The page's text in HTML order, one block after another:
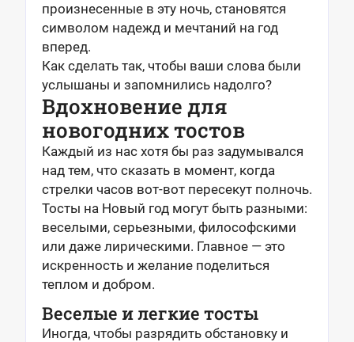
произнесенные в эту ночь, становятся
символом надежд и мечтаний на год
вперед.
Как сделать так, чтобы ваши слова были
услышаны и запомнились надолго?
Вдохновение для
новогодних тостов
Каждый из нас хотя бы раз задумывался
над тем, что сказать в момент, когда
стрелки часов вот-вот пересекут полночь.
Тосты на Новый год могут быть разными:
веселыми, серьезными, философскими
или даже лирическими. Главное — это
искренность и желание поделиться
теплом и добром.
Веселые и легкие тосты
Иногда, чтобы разрядить обстановку и